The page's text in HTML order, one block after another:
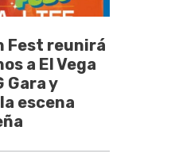
Fest reunirá
a El Vega
Gara y
escena